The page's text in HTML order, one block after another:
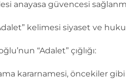
anayasa güvencesi
kelimesi siyaset ve
“Adalet” çığlığı:
kararnamesi, öncekiler